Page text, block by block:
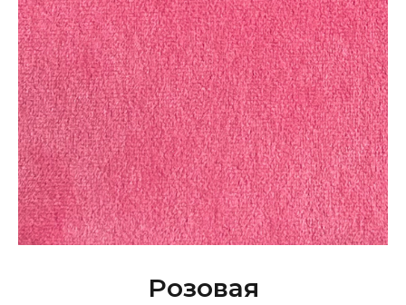
Розовая